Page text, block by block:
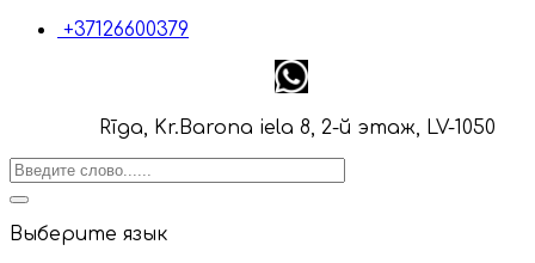
+37126600379
Rīga, Kr.Barona iela 8, 2-й этаж, LV-1050
Выберите язык